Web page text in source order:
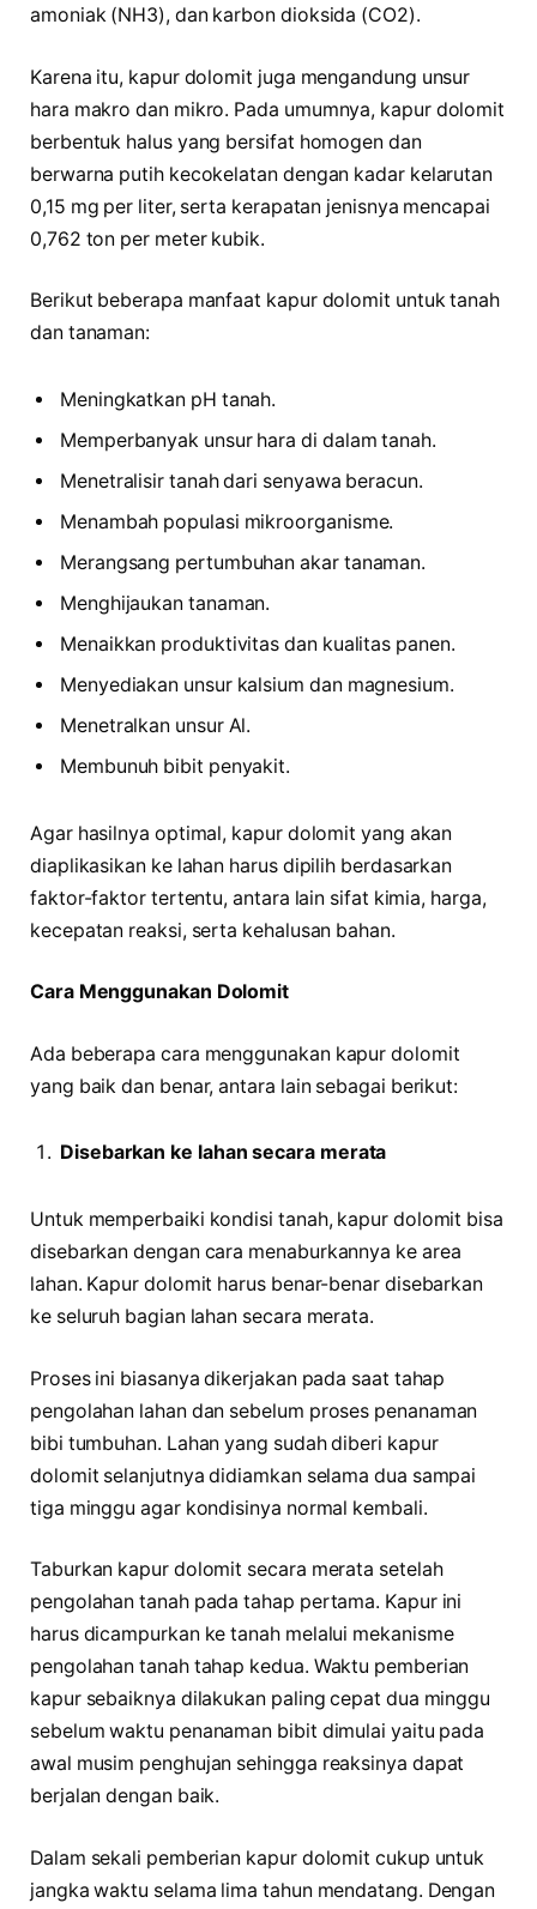
amoniak (NH3), dan karbon dioksida (CO2).
Karena itu, kapur dolomit juga mengandung unsur
hara makro dan mikro. Pada umumnya, kapur dolomit
berbentuk halus yang bersifat homogen dan
berwarna putih kecokelatan dengan kadar kelarutan
0,15 mg per liter, serta kerapatan jenisnya mencapai
0,762 ton per meter kubik.
Berikut beberapa manfaat kapur dolomit untuk tanah
dan tanaman:
Meningkatkan pH tanah.
Memperbanyak unsur hara di dalam tanah.
Menetralisir tanah dari senyawa beracun.
Menambah populasi mikroorganisme.
Merangsang pertumbuhan akar tanaman.
Menghijaukan tanaman.
Menaikkan produktivitas dan kualitas panen.
Menyediakan unsur kalsium dan magnesium.
Menetralkan unsur Al.
Membunuh bibit penyakit.
Agar hasilnya optimal, kapur dolomit yang akan
diaplikasikan ke lahan harus dipilih berdasarkan
faktor-faktor tertentu, antara lain sifat kimia, harga,
kecepatan reaksi, serta kehalusan bahan.
Cara Menggunakan Dolomit
Ada beberapa cara menggunakan kapur dolomit
yang baik dan benar, antara lain sebagai berikut:
Disebarkan ke lahan secara merata
Untuk memperbaiki kondisi tanah, kapur dolomit bisa
disebarkan dengan cara menaburkannya ke area
lahan. Kapur dolomit harus benar-benar disebarkan
ke seluruh bagian lahan secara merata.
Proses ini biasanya dikerjakan pada saat tahap
pengolahan lahan dan sebelum proses penanaman
bibi tumbuhan. Lahan yang sudah diberi kapur
dolomit selanjutnya didiamkan selama dua sampai
tiga minggu agar kondisinya normal kembali.
Taburkan kapur dolomit secara merata setelah
pengolahan tanah pada tahap pertama. Kapur ini
harus dicampurkan ke tanah melalui mekanisme
pengolahan tanah tahap kedua. Waktu pemberian
kapur sebaiknya dilakukan paling cepat dua minggu
sebelum waktu penanaman bibit dimulai yaitu pada
awal musim penghujan sehingga reaksinya dapat
berjalan dengan baik.
Dalam sekali pemberian kapur dolomit cukup untuk
jangka waktu selama lima tahun mendatang. Dengan